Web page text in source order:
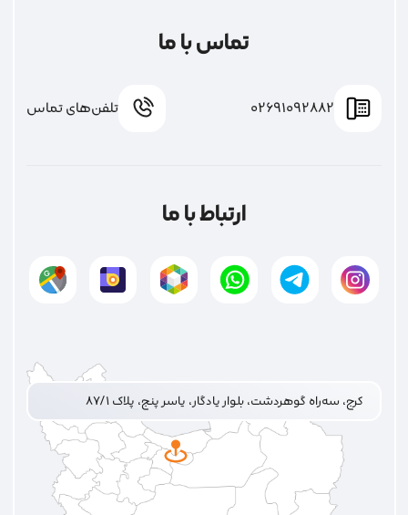
تماس با ما
02691092882 تلفن‌های تماس
ارتباط با ما
کرج، سه‌راه گوهردشت، بلوار یادگار، یاسر پنج، پلاک ۸۷/۱